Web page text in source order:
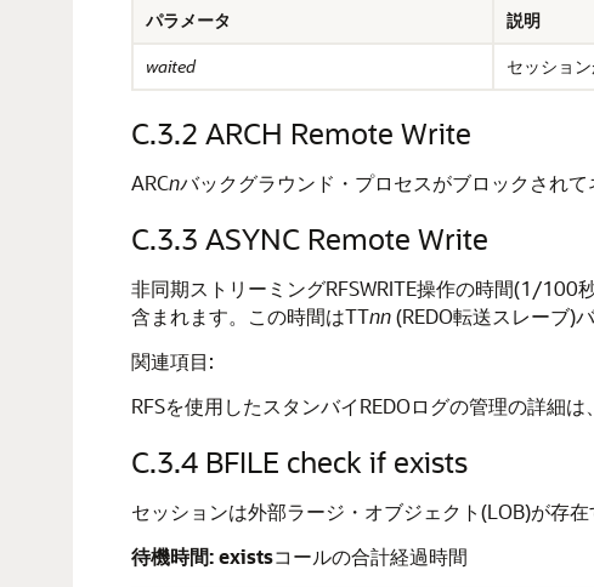
パラメータ
説明
waited
セッショ
C.3.2 ARCH Remote Write
ARCnバックグラウンド・プロセスがブロックされ
C.3.3 ASYNC Remote Write
非同期ストリーミングRFSWRITE操作の時間(1/100
含まれます。この時間はTTnn(REDO転送スレーブ)
関連項目:
RFSを使用したスタンバイREDOログの管理の詳細は、
C.3.4 BFILE check if exists
セッションは外部ラージ・オブジェクト(LOB)が存
待機時間:existsコールの合計経過時間